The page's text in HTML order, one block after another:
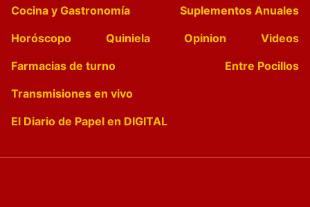
Cocina y Gastronomía
Suplementos Anuales
Horóscopo
Quiniela Opinion
Videos
Farmacias de turno
Entre Pocillos
Transmisiones en vivo
El Diario de Papel en DIGITAL